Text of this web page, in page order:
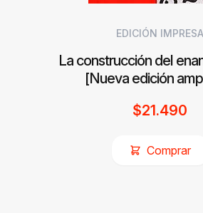
EDICIÓN IMPRESA
La construcción del
[Nueva edición
$21.490
Comprar